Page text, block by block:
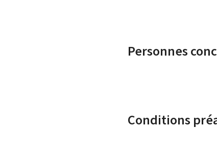
Personnes
Conditions